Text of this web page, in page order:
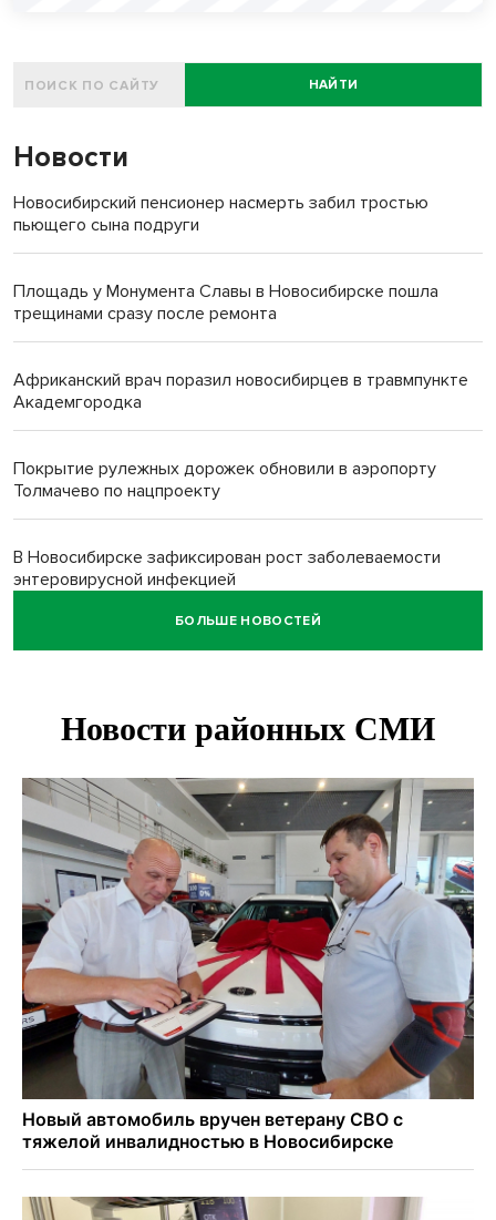
НАЙТИ
Новости
Новосибирский пенсионер насмерть забил тростью
пьющего сына подруги
Площадь у Монумента Славы в Новосибирске пошла
трещинами сразу после ремонта
Африканский врач поразил новосибирцев в травмпункте
Академгородка
Покрытие рулежных дорожек обновили в аэропорту
Толмачево по нацпроекту
В Новосибирске зафиксирован рост заболеваемости
энтеровирусной инфекцией
БОЛЬШЕ НОВОСТЕЙ